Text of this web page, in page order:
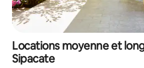
Locations moyenne et
Sipacate